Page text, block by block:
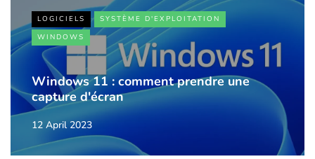
LOGICIELS
SYSTÈME D'EXPLOITATION
WINDOWS
Windows 11 : comment prendre une
capture d'écran
12 April 2023